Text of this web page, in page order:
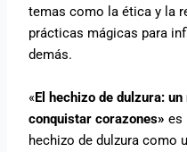
temas como la ética y la
prácticas mágicas para
demás.
«El hechizo de dulzura:
conquistar corazones»es
hechizo de dulzura como